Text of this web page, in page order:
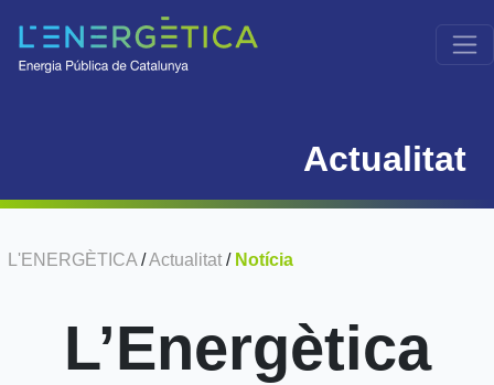
Actualitat
L'ENERGÈTICA /Actualitat / Notícia
L’Energètica